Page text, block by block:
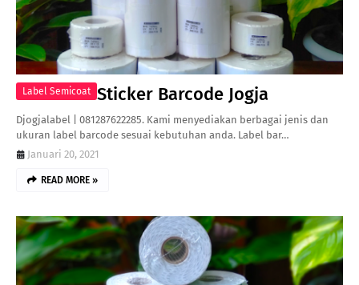
Label Semicoat Sticker Barcode Jogja
Djogjalabel | 081287622285. Kami menyediakan berbagai jenis dan
ukuran label barcode sesuai kebutuhan anda. Label bar…
Januari 20, 2021
READ MORE »